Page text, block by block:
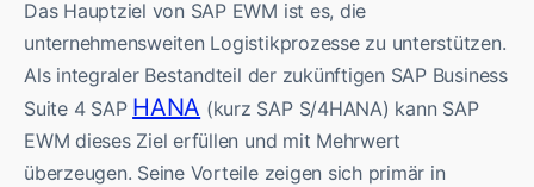
Das Hauptziel von SAP EWM ist es, die
unternehmensweiten Logistikprozesse zu unterstützen.
Als integraler Bestandteil der zukünftigen SAP Business
Suite 4 SAP HANA (kurz SAP S/4HANA) kann SAP
EWM dieses Ziel erfüllen und mit Mehrwert
überzeugen. Seine Vorteile zeigen sich primär in